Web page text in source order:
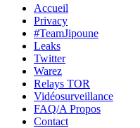
Skip
content
Accueil
Privacy
#TeamJipoune
Leaks
Twitter
Warez
Relays TOR
Vidéosurveillance
FAQ/A Propos
Contact